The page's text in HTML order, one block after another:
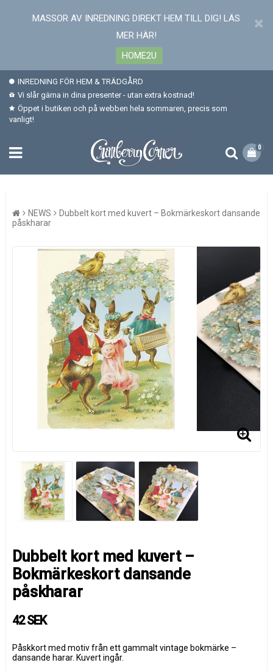
MASSOR AV INREDNING DIREKT HEM TILL DIG! LÄS
MER HÄR!
HOME2U
INREDNING FÖR HEM & TRÄDGÅRD
Vi slår gärna in dina presenter - utan extra kostnad!
Öppet i butiken och på webben hela sommaren, precis som
vanligt!
0
NEWS
Dubbelt kort med kuvert – Bokmärkeskort dansande
påskharar
Dubbelt kort med kuvert –
Bokmärkeskort dansande
påskharar
42 SEK
Påskkort med motiv från ett gammalt vintage bokmärke –
dansande harar. Kuvert ingår.